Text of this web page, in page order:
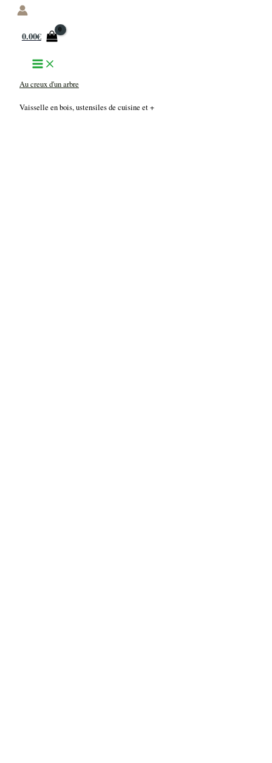
Aller
contenu
0.00€
Au creux d'un arbre
Vaisselle en bois, ustensiles de cuisine et +